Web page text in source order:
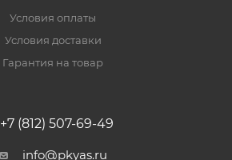
Условия оплаты
Условия доставки
Гарантия на товар
+7 (812) 507-69-49
info@pkyas.ru